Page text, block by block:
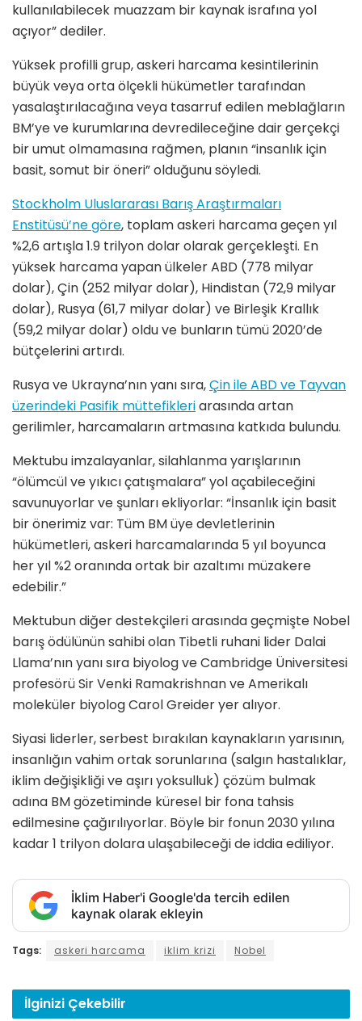
kullanılabilecek muazzam bir kaynak israfına yol
açıyor” dediler.
Yüksek profilli grup, askeri harcama kesintilerinin
büyük veya orta ölçekli hükümetler tarafından
yasalaştırılacağına veya tasarruf edilen meblağların
BM’ye ve kurumlarına devredileceğine dair gerçekçi
bir umut olmamasına rağmen, planın “insanlık için
basit, somut bir öneri” olduğunu söyledi.
Stockholm Uluslararası Barış Araştırmaları
Enstitüsü’ne göre, toplam askeri harcama geçen yıl
%2,6 artışla 1.9 trilyon dolar olarak gerçekleşti. En
yüksek harcama yapan ülkeler ABD (778 milyar
dolar), Çin (252 milyar dolar), Hindistan (72,9 milyar
dolar), Rusya (61,7 milyar dolar) ve Birleşik Krallık
(59,2 milyar dolar) oldu ve bunların tümü 2020’de
bütçelerini artırdı.
Rusya ve Ukrayna’nın yanı sıra,Çin ile ABD ve Tayvan
üzerindeki Pasifik müttefikleriarasında artan
gerilimler, harcamaların artmasına katkıda bulundu.
Mektubu imzalayanlar, silahlanma yarışlarının
“ölümcül ve yıkıcı çatışmalara” yol açabileceğini
savunuyorlar ve şunları ekliyorlar: “İnsanlık için basit
bir önerimiz var: Tüm BM üye devletlerinin
hükümetleri, askeri harcamalarında 5 yıl boyunca
her yıl %2 oranında ortak bir azaltımı müzakere
edebilir.”
Mektubun diğer destekçileri arasında geçmişte Nobel
barış ödülünün sahibi olan Tibetli ruhani lider Dalai
Llama’nın yanı sıra biyolog ve Cambridge Üniversitesi
profesörü Sir Venki Ramakrishnan ve Amerikalı
moleküler biyolog Carol Greider yer alıyor.
Siyasi liderler, serbest bırakılan kaynakların yarısının,
insanlığın vahim ortak sorunlarına (salgın hastalıklar,
iklim değişikliği ve aşırı yoksulluk) çözüm bulmak
adına BM gözetiminde küresel bir fona tahsis
edilmesine çağırılıyorlar. Böyle bir fonun 2030 yılına
kadar 1 trilyon dolara ulaşabileceği de iddia ediliyor.
İklim Haber'i Google'da tercih edilen
kaynak olarak ekleyin
Tags: askeri harcama iklim krizi Nobel
İlginizi Çekebilir